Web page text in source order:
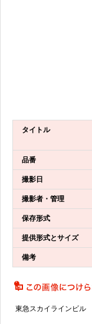
タイトル
品番
撮影日
撮影者・管理
保存形式
提供形式とサイズ
備考
東急スカイラインビル